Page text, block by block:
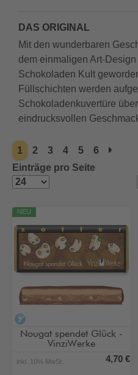
DAS ORIGINAL
Mit den wunderbaren
dem einmaligen Art-
Schokoladen Kult
Füllschichten werden
Schokoladenkuvertüre
eindrucksvollen
1 2 3 4 5
6
Einträge pro Seite
NEU
Nougat spendet Glück -
VinziWerke
inkl. 10% MwSt. 4,70 €